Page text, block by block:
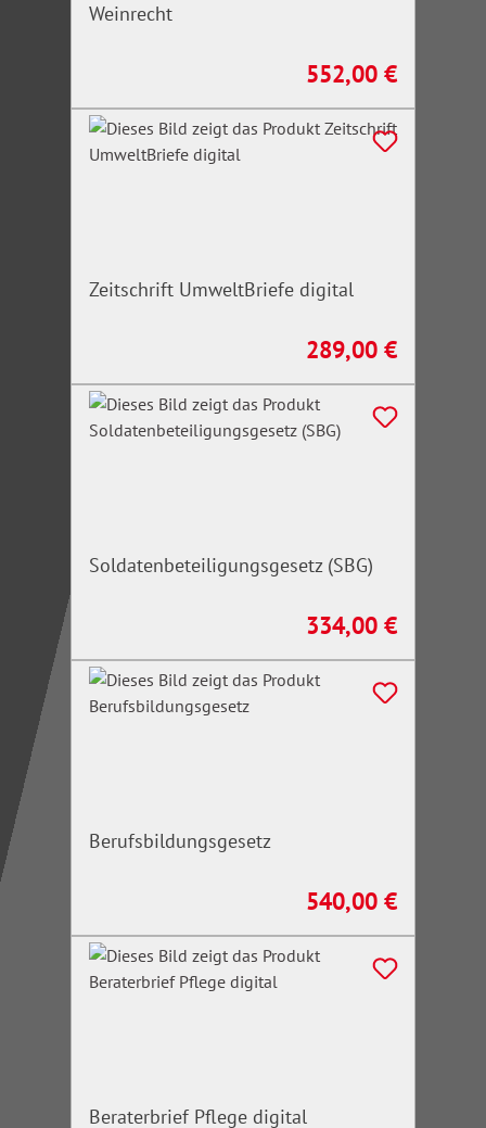
Weinrecht
Regulärer Preis:
552,00 €
Zeitschrift UmweltBriefe digital
Regulärer Preis:
289,00 €
Soldatenbeteiligungsgesetz (SBG)
Regulärer Preis:
334,00 €
Berufsbildungsgesetz
Regulärer Preis:
540,00 €
Beraterbrief Pflege digital